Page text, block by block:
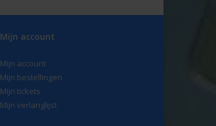
Mijn account
Mijn account
Mijn bestellingen
Mijn tickets
Mijn verlanglijst